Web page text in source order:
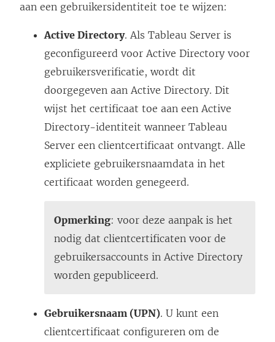
aan een gebruikersidentiteit toe te wijzen:
Active Directory. Als Tableau Server is
geconfigureerd voor Active Directory voor
gebruikersverificatie, wordt dit
doorgegeven aan Active Directory. Dit
wijst het certificaat toe aan een Active
Directory-identiteit wanneer Tableau
Server een clientcertificaat ontvangt. Alle
expliciete gebruikersnaamdata in het
certificaat worden genegeerd.
Opmerking: voor deze aanpak is het
nodig dat clientcertificaten voor de
gebruikersaccounts in Active Directory
worden gepubliceerd.
Gebruikersnaam (UPN). U kunt een
clientcertificaat configureren om de